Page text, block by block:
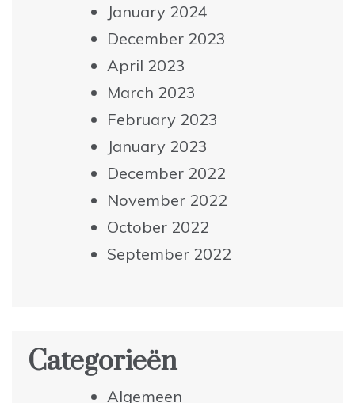
January 2024
December 2023
April 2023
March 2023
February 2023
January 2023
December 2022
November 2022
October 2022
September 2022
Categorieën
Algemeen